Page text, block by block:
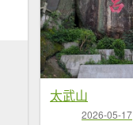
太武山
2026-05-17